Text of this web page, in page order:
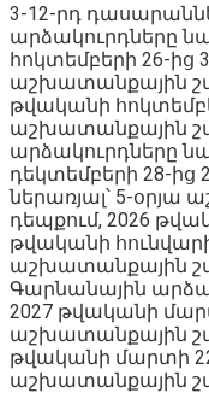
3-12-րդ
արձակուրդները
հոկտեմբերի 26-ից
աշխատանքային
թվականի
աշխատանքային
արձակուրդները
դեկտեմբերի 28-ից
ներառյալ՝ 5-
դեպքում, 2026
թվականի
աշխատանքային
Գարնանային
2027 թվականի
աշխատանքային
թվականի մարտի
աշխատանքային